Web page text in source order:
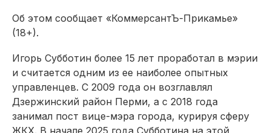
Об этом сообщает «КоммерсантЪ-Прикамье»
(18+).
Игорь Субботин более 15 лет проработал в мэрии
и считается одним из ее наиболее опытных
управленцев. С 2009 года он возглавлял
Дзержинский район Перми, а с 2018 года
занимал пост вице-мэра города, курируя сферу
ЖКХ. В начале 2025 года Субботина на этой